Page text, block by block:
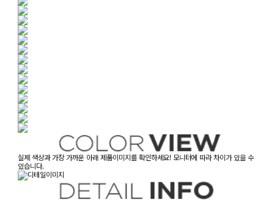
실제 색상과 가장 가까운 아래 제품이미지를 확인하세요! 모니터에 따라 차이가 있을 수
있습니다.